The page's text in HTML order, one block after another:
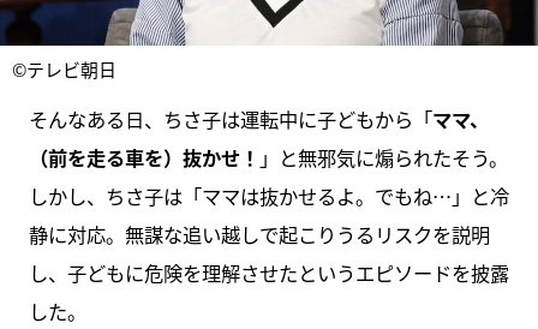
©テレビ朝日
そんなある日、ちさ子は運転中に子どもから「ママ、
（前を走る車を）抜かせ！ 」と無邪気に煽られたそう。
しかし、ちさ子は「ママは抜かせるよ。でもね…」と冷
静に対応。無謀な追い越しで起こりうるリスクを説明
し、子どもに危険を理解させたというエピソードを披露
した。